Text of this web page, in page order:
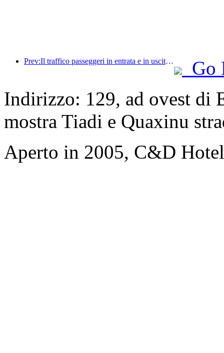
Prev:Il traffico passeggeri in entrata e in uscita dall'aeroporto di Shenzhen aumenta durante le vacanze estive e molte compagnie aeree straniere aumentano le loro rotte verso la Cina.
Go
Indirizzo: 129, ad ovest di
mostra Tiadi e Quaxinu
Aperto in 2005, C&D